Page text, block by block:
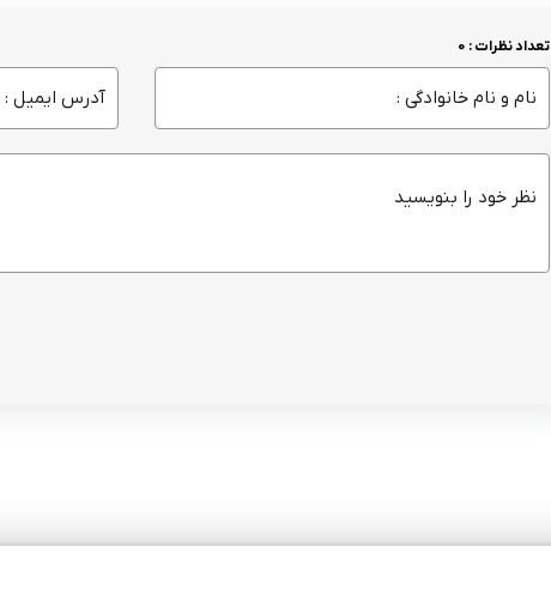
تعداد نظرات : 0